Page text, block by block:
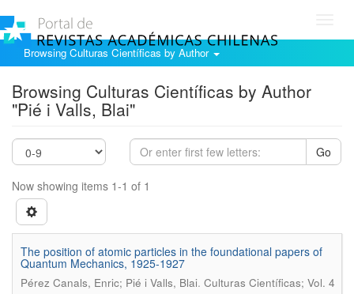
Browsing Culturas Científicas by Author
Browsing Culturas Científicas by Author
"Pié i Valls, Blai"
Go
Now showing items 1-1 of 1
The position of atomic particles in the foundational papers of
Quantum Mechanics, 1925-1927
Pérez Canals, Enric; Pié i Valls, Blai. Culturas Científicas; Vol. 4